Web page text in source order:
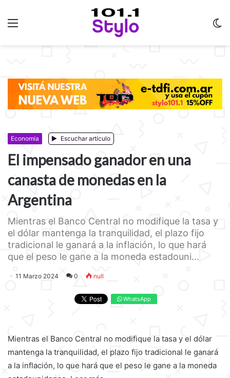
Economía Escuchar artículo
El impensado ganador en una
canasta de monedas en la
Argentina
Mientras el Banco Central no modifique la tasa y
el dólar mantenga la tranquilidad, el plazo fijo
tradicional le ganará a la inflación, lo que hará
que el peso le gane a la moneda estadouni...
11 Marzo 2024 0 null
WhatsApp
Mientras el Banco Central no modifique la tasa y el dólar
mantenga la tranquilidad, el plazo fijo tradicional le ganará
a la inflación, lo que hará que el peso le gane a la moneda